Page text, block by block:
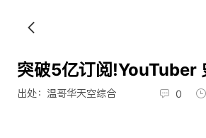
突破5亿订阅!YouTuber
出处：温哥华天空综合 0